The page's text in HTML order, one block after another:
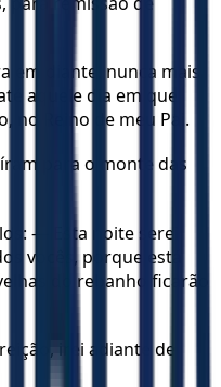
em diante, nunca mais
aquele dia em que
no Reino de meu Pai.
para o monte das
— Esta noite serei
vocês, porque está
do rebanho ficarão
irei adiante de